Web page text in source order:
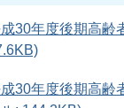
30年度後期高齢
30年度後期高齢